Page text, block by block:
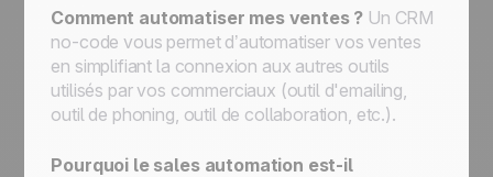
Comment automatiser mes ventes ? Un CRM
no-code vous permet d’automatiser vos ventes
en simplifiant la connexion aux autres outils
utilisés par vos commerciaux (outil d'emailing,
outil de phoning, outil de collaboration, etc.).
Pourquoi le sales automation est-il